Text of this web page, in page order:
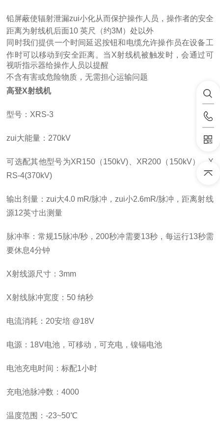
铅屏蔽使辐射泄漏zui小化从而保护操作人员，操作者的安全
距离为射线机后面10 英尺（约3M）处以外
同时我们提供一个时间延迟按钮和电缆允许操作员在设备工
作时可以移动到安全距离。当X射线机被触发时，会通过可
视听指示器给操作人员以提醒
不含有害或危险物质，无需担心运输问题
高登X射线机
型号：XRS-3
zui大能量：270kV
可选配其他型号为XR150（150kV)、XR200（150kV）、X
RS-4(370kV)
输出剂量：zui大4.0 mR/脉冲，zui小2.6mR/脉冲，距离射线
源12英寸出测量
脉冲率：常规15脉冲/秒，200秒冲需要13秒，每运行13秒需
要休息4分钟
X射线源尺寸：3mm
X射线脉冲宽度：50 纳秒
电流消耗：20安培 @18V
电源：18V电池，可移动，可充电，镍镉电池
电池充电时间：标配1小时
充电池脉冲数：4000
温度范围：-23~50℃